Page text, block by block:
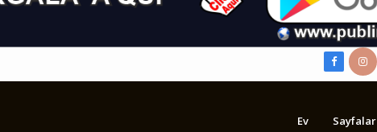
Ev Sayfalar